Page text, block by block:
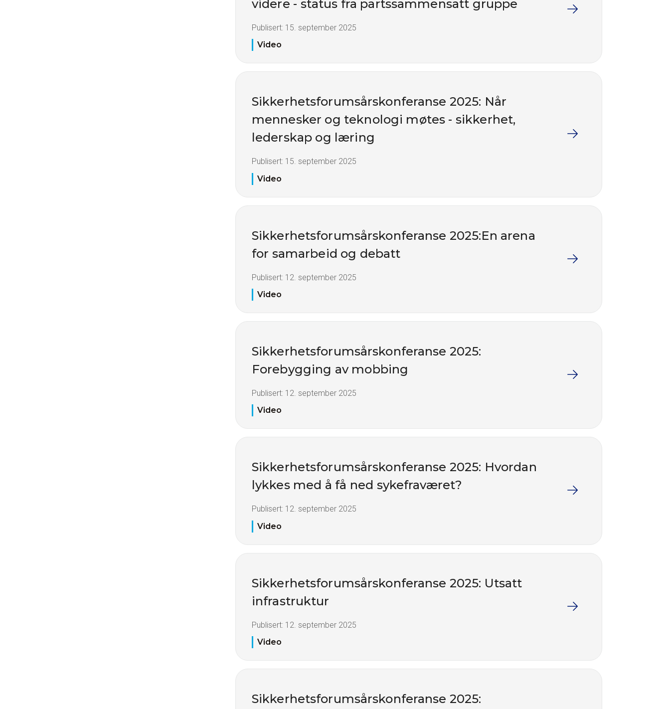
videre - status fra partssammensatt gruppe
Publisert: 15. september 2025
Video
Sikkerhetsforumsårskonferanse 2025: Når
mennesker og teknologi møtes - sikkerhet,
lederskap og læring
Publisert: 15. september 2025
Video
Sikkerhetsforumsårskonferanse 2025:En arena
for samarbeid og debatt
Publisert: 12. september 2025
Video
Sikkerhetsforumsårskonferanse 2025:
Forebygging av mobbing
Publisert: 12. september 2025
Video
Sikkerhetsforumsårskonferanse 2025: Hvordan
lykkes med å få ned sykefraværet?
Publisert: 12. september 2025
Video
Sikkerhetsforumsårskonferanse 2025: Utsatt
infrastruktur
Publisert: 12. september 2025
Video
Sikkerhetsforumsårskonferanse 2025: